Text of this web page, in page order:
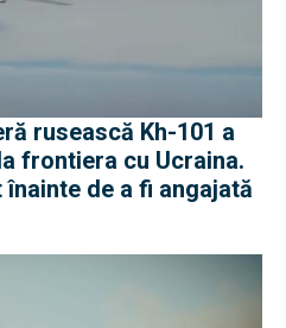
rusească Kh-101 a
frontiera cu Ucraina.
de a fi angajată